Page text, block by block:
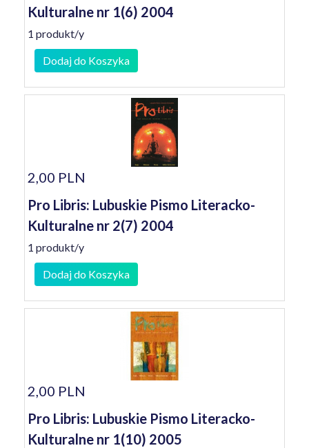
Kulturalne nr 1(6) 2004
1 produkt/y
Dodaj do Koszyka
2,00 PLN
Pro Libris: Lubuskie Pismo Literacko-
Kulturalne nr 2(7) 2004
1 produkt/y
Dodaj do Koszyka
2,00 PLN
Pro Libris: Lubuskie Pismo Literacko-
Kulturalne nr 1(10) 2005